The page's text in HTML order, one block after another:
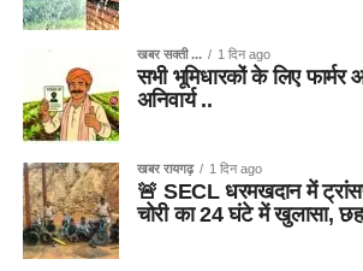
खबर सक्ती ... 1 दिन ago
सभी भूमिधारकों के लिए फार्मर
अनिवार्य ..
खबर रायगढ़ 1 दिन ago
🚨 SECL धरमखदान में
चोरी का 24 घंटे में खुलासा, छह